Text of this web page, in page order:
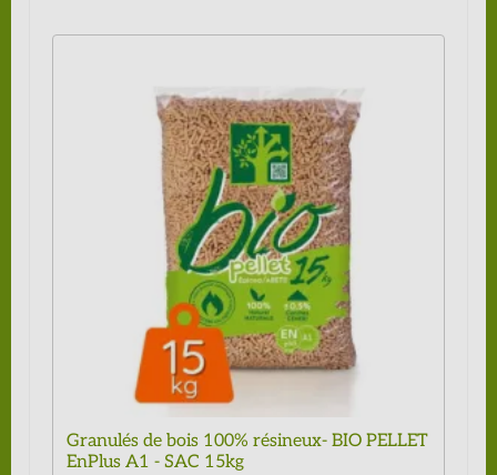
Granulés de bois 100% résineux- BIO PELLET
EnPlus A1 - SAC 15kg